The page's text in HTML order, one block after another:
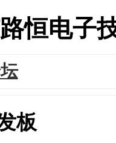
恒电子
板